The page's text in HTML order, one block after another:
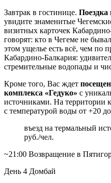
Завтрак в гостинице. Поездка
увидите знаменитые
визитных карточек
говорят: кто в Чегеме не
этом ущелье есть всё, чем по
Кабардино-Балкария:
стремительные водопады и
Кроме того, Вас ждет
комплекса «Гедуко» с
источниками. На территории
с температурой воды от +20
въезд на термальный
руб./чел.
~21:00 Возвращение в
День 4 Домбай